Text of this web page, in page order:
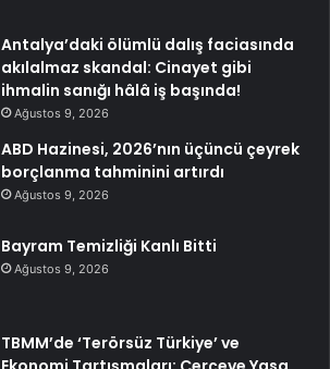
Antalya’daki ölümlü dalış faciasında
akılalmaz skandal: Cinayet gibi
ihmalin sanığı hâlâ iş başında!
Ağustos 9, 2026
ABD Hazinesi, 2026’nın üçüncü çeyrek
borçlanma tahminini artırdı
Ağustos 9, 2026
Bayram Temizliği Kanlı Bitti
Ağustos 9, 2026
TBMM’de ‘Terörsüz Türkiye’ ve